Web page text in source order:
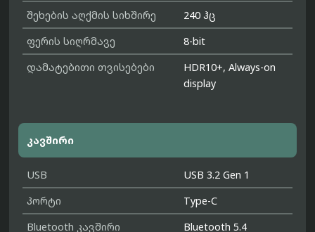
შეხების აღქმის სიხშირე
240 ჰც
ფერის სიღრმავე
8-bit
დამატებითი თვისებები
HDR10+, Always-on
display
კავშირი
USB
USB 3.2 Gen 1
პორტი
Type-C
Bluetooth კავშირი
Bluetooth 5.4